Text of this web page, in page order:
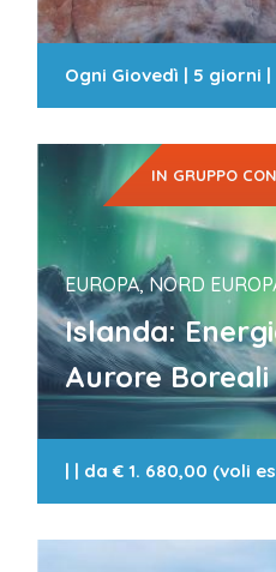
Ogni Giovedì | 5 giorni
IN GRUPPO
EUROPA, NORD
Islanda:
Aurore Boreali
| | da€ 1. 680,00 (voli